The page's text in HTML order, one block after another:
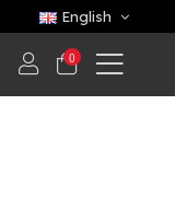
English
0